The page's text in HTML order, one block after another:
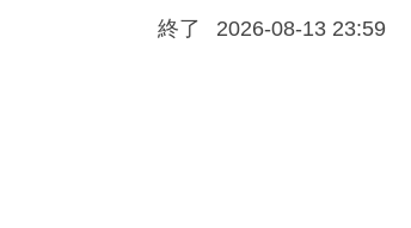
終了 2026-08-13 23:59